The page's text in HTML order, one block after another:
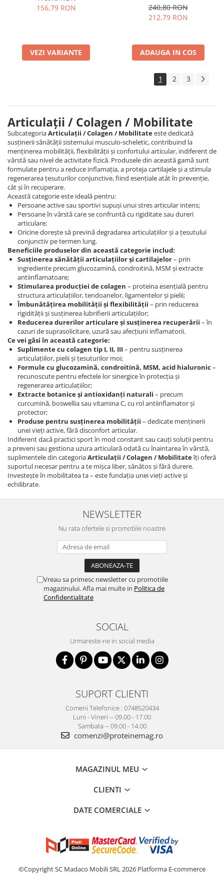
156,79 RON
VEZI VARIANTE
240,80 RON
212,79 RON
ADAUGA IN COS
1 2 3
Articulații / Colagen / Mobilitate
SubcategoriaArticulații / Colagen / Mobilitateeste dedicată
susținerii sănătății sistemului musculo-scheletic, contribuind la
menținerea mobilității, flexibilității și confortului articular, indiferent de
vârstă sau nivel de activitate fizică. Produsele din această gamă sunt
formulate pentru a reduce inflamația, a proteja cartilajele și a stimula
regenerarea țesuturilor conjunctive, fiind esențiale atât în prevenție,
cât și în recuperare.
Această categorie este ideală pentru:
Persoane active sau sportivi supuși unui stres articular intens;
Persoane în vârstă care se confruntă cu rigiditate sau dureri
articulare;
Oricine dorește să prevină degradarea articulațiilor și a țesutului
conjunctiv pe termen lung.
Beneficiile produselor din această categorie includ:
Susținerea sănătății articulațiilor și cartilajelor– prin
ingrediente precum glucozamină, condroitină, MSM și extracte
antiinflamatoare;
Stimularea producției de colagen – proteina esențială pentru
structura articulațiilor, tendoanelor, ligamentelor și pielii;
Îmbunătățirea mobilității și flexibilității – prin reducerea
rigidității și susținerea lubrifierii articulațiilor;
Reducerea durerilor articulare și susținerea recuperării – în
cazuri de suprasolicitare, uzură sau afecțiuni inflamatorii.
Ce vei găsi în această categorie:
Suplimente cu colagen tip I, II, III– pentru susținerea
articulațiilor, pielii și țesuturilor moi;
Formule cu glucozamină, condroitină, MSM, acid hialuronic –
recunoscute pentru efectele lor sinergice în protecția și
regenerarea articulațiilor;
Extracte botanice și antioxidanți naturali – precum
curcumină, boswellia sau vitamina C, cu rol antiinflamator și
protector;
Produse pentru susținerea mobilității – dedicate menținerii
unei vieți active, fără disconfort articular.
Indiferent dacă practici sport în mod constant sau cauți soluții pentru
a preveni sau gestiona uzura articulară odată cu înaintarea în vârstă,
suplimentele din categoriaArticulații / Colagen / Mobilitateîți oferă
suportul necesar pentru a te mișca liber, sănătos și fără durere.
Investește în mobilitatea ta – este fundația unei vieți active și
echilibrate.
NEWSLETTER
Nu rata ofertele si promotiile noastre
Vreau sa primesc newsletter cu promotiile
magazinului. Afla mai multe in Politica de
Confidentialitate
SOCIAL
Urmareste-ne in social media
SUPORT CLIENTI
Comeni Telefonice : 0748520434
Luni - Vineri -- 09.00 - 17.00
Sambata -- 09.00 - 14.00
comenzi@proteinemag.ro
MAGAZINUL MEU
CLIENTI
DATE COMERCIALE
©Copyright SC Madaco Mobili SRL 2026 Platforma E-commerce